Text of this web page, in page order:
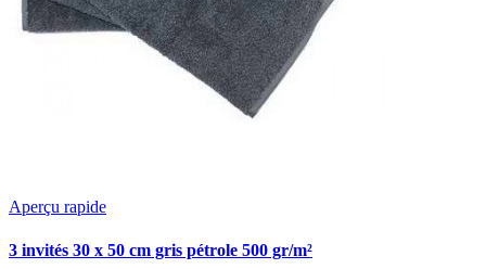
Aperçu rapide
3 invités 30 x 50 cm gris pétrole 500 gr/m²